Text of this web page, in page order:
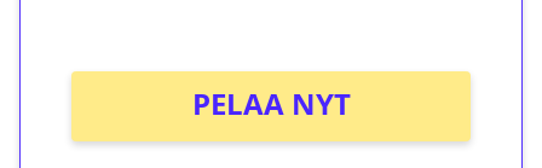
PELAA NYT